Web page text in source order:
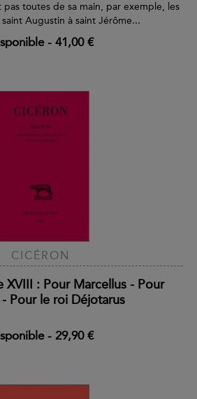
pas toutes de sa main, par exemple, les
Augustin à saint Jérôme...
- 41,00 €
CICÉRON
XVIII : Pour Marcellus - Pour
- Pour le roi Déjotarus
- 29,90 €